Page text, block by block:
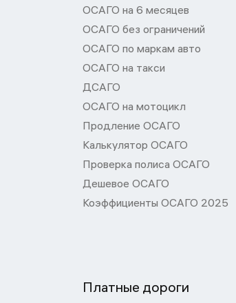
ОСАГО на 6 месяцев
ОСАГО без ограничений
ОСАГО по маркам авто
ОСАГО на такси
ДСАГО
ОСАГО на мотоцикл
Продление ОСАГО
Калькулятор ОСАГО
Проверка полиса ОСАГО
Дешевое ОСАГО
Коэффициенты ОСАГО 2025
Платные дороги